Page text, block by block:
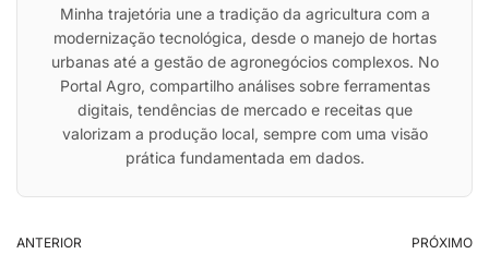
Minha trajetória une a tradição da agricultura com a
modernização tecnológica, desde o manejo de hortas
urbanas até a gestão de agronegócios complexos. No
Portal Agro, compartilho análises sobre ferramentas
digitais, tendências de mercado e receitas que
valorizam a produção local, sempre com uma visão
prática fundamentada em dados.
ANTERIOR PRÓXIMO